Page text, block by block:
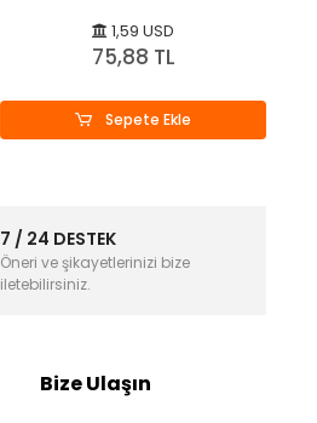
1,59 USD
75,88 TL
Sepete Ekle
7 / 24 DESTEK
Öneri ve şikayetlerinizi bize
iletebilirsiniz.
Bize Ulaşın